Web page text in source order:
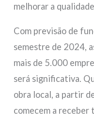
melhorar a
Com previsão de
semestre de 2024,
mais de 5.000
será significativa.
obra local, a partir
comecem a